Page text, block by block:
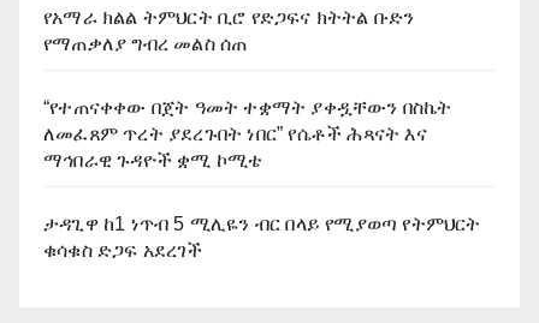
የአማራ ክልል ትምህርት ቢሮ የድጋፍና ክትትል ቡድን
የማጠቃለያ ግብረ መልስ ሰጠ
“የተጠናቀቀው በጀት ዓመት ተቋማት ያቀዷቸውን በስኬት
ለመፈጸም ጥረት ያደረጉበት ነበር” የሴቶች ሕጻናት እና
ማኅበራዊ ጉዳዮች ቋሚ ኮሚቴ
ታዳጊዋ ከ1 ነጥብ 5 ሚሊዬን ብር በላይ የሚያወጣ የትምህርት
ቁሳቁስ ድጋፍ አደረገች